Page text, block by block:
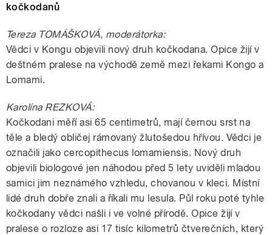
kočkodanů
Tereza TOMÁŠKOVÁ, moderátorka:
Vědci v Kongu objevili nový druh kočkodana. Opice žijí v
deštném pralese na východě země mezi řekami Kongo a
Lomami.
Karolína REZKOVÁ:
Kočkodani měří asi 65 centimetrů, mají černou srst na
těle a bledý obličej rámovaný žlutošedou hřívou. Vědci je
označili jako cercopithecus lomamiensis. Nový druh
objevili biologové jen náhodou před 5 lety uviděli mladou
samici jim neznámého vzhledu, chovanou v kleci. Místní
lidé druh dobře znali a říkali mu lesula. Půl roku poté tyhle
kočkodany vědci našli i ve volné přírodě. Opice žijí v
pralese o rozloze asi 17 tisíc kilometrů čtverečních, který